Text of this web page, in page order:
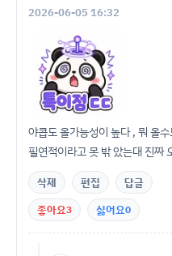
2026-06-05 16:32
야콥도 올가능성이 높다 , 뭐 올
필연적이라고 못 밖 았는대 진짜
삭제 편집
답글
좋아요3 싫어요0